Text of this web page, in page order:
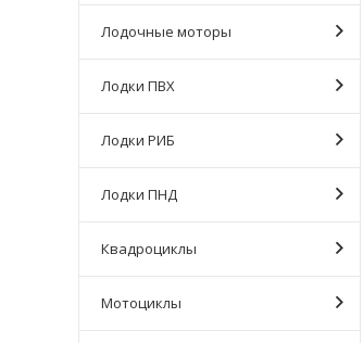
Лодочные моторы
Лодки ПВХ
Лодки РИБ
Лодки ПНД
Квадроциклы
Мотоциклы